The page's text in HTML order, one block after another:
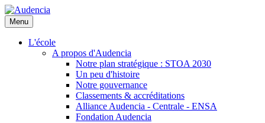
Aller
au
contenu
principal
Menu
L'école
A propos d'Audencia
Notre plan stratégique : STOA 2030
Un peu d'histoire
Notre gouvernance
Classements & accréditations
Alliance Audencia - Centrale - ENSA
Fondation Audencia